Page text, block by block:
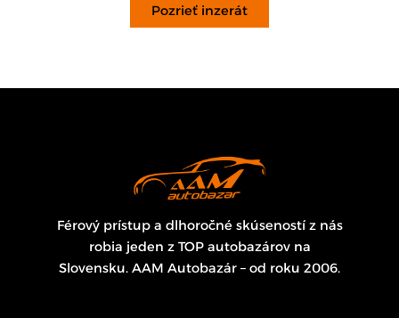
Pozrieť inzerát
Férový prístup a dlhoročné skúseností z nás
robia jeden z TOP autobazárov na
Slovensku. AAM Autobazár – od roku 2006.